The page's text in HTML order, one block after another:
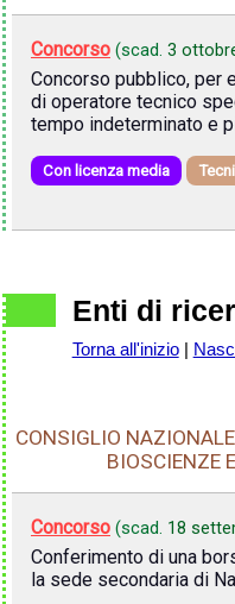
Concorso (scad. 3
Concorso pubblico, per
di operatore tecnico
tempo indeterminato e
Con licenza media
Enti di
Torna all'inizio|
CONSIGLIO
BIOSCIENZE
Concorso (scad. 18
Conferimento di una
la sede secondaria di